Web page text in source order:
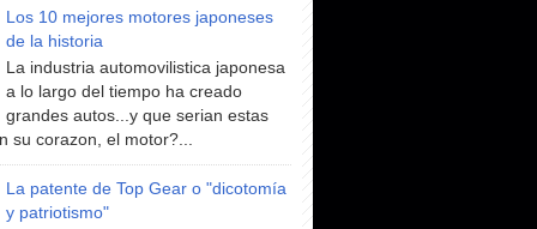
Los 10 mejores motores japoneses
de la historia
La industria automovilistica japonesa
a lo largo del tiempo ha creado
grandes autos...y que serian estas
su corazon, el motor?...
La patente de Top Gear o "dicotomía
y patriotismo"